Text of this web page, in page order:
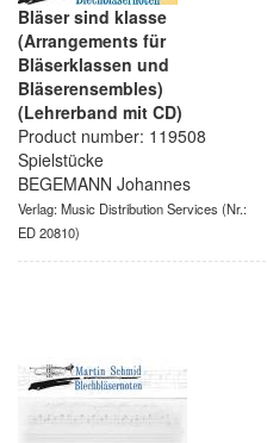
Bläser sind klasse
(Arrangements für
Bläserklassen und
Bläserensembles)
(Lehrerband mit CD)
Product number: 119508
Spielstücke
BEGEMANN Johannes
Verlag: Music Distribution Services (Nr.:
ED 20810)